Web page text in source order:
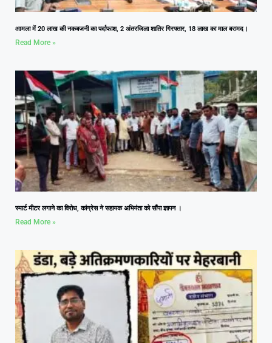
आमला में 20 लाख की नकबजनी का पर्दाफाश, 2 अंतरजिला शातिर गिरफ्तार, 18 लाख का माल बरामद।
Read More »
स्मार्ट मीटर लगाने का विरोध, कांग्रेस ने सहायक अभियंता को सौंपा ज्ञापन ।
Read More »